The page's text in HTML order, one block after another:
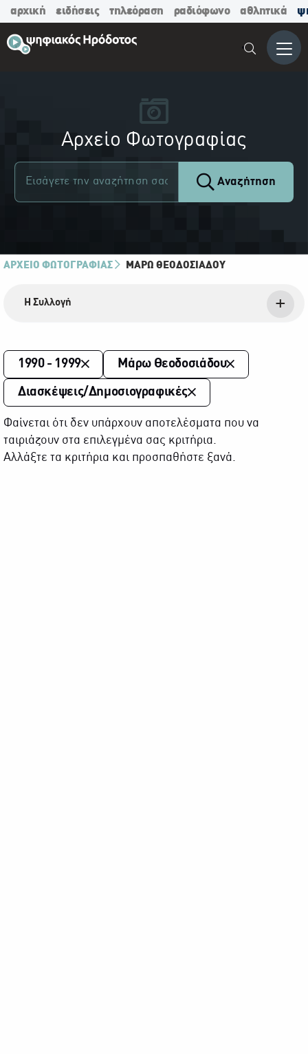
αρχική ειδήσεις τηλεόραση ραδιόφωνο αθλητικά
Μενού
Αρχείο Φωτογραφίας
Αναζήτηση
ΑΡΧΕΙΟ ΦΩΤΟΓΡΑΦΙΑΣ ΜΆΡΩ ΘΕΟΔΟΣΙΆΔΟΥ
Η Συλλογή
1990 - 1999 Μάρω Θεοδοσιάδου
Διασκέψεις/Δημοσιογραφικές
Φαίνεται ότι δεν υπάρχουν αποτελέσματα που να
ταιριάζουν στα επιλεγμένα σας κριτήρια.
Αλλάξτε τα κριτήρια και προσπαθήστε ξανά.